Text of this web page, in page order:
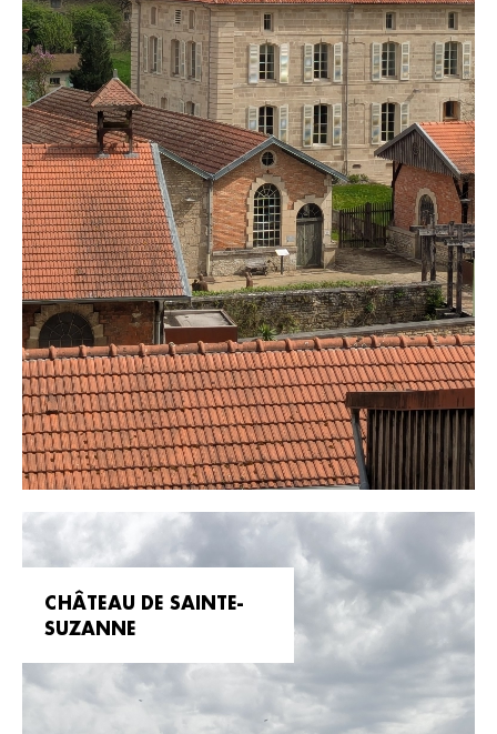
CHÂTEAU DE SAINTE-
SUZANNE